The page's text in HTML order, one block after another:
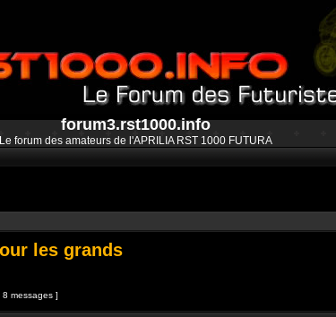
forum3.rst1000.info
Le forum des amateurs de l'APRILIA RST 1000 FUTURA
les grands
8 messages ]